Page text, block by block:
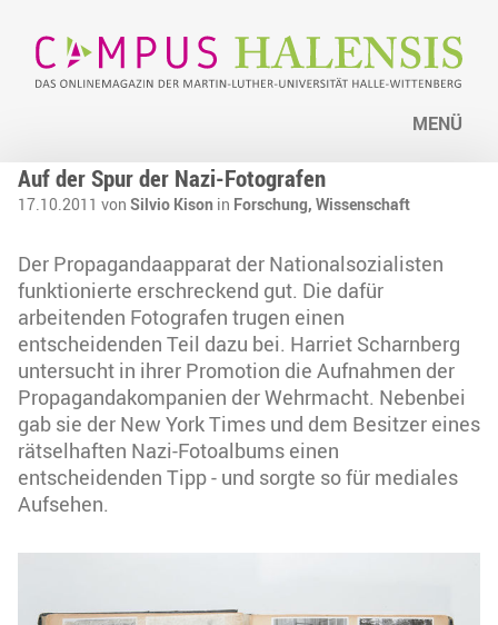
MENÜ
Auf der Spur der Nazi-Fotografen
17.10.2011 von Silvio Kison in Forschung, Wissenschaft
Der Propagandaapparat der Nationalsozialisten
funktionierte erschreckend gut. Die dafür
arbeitenden Fotografen trugen einen
entscheidenden Teil dazu bei. Harriet Scharnberg
untersucht in ihrer Promotion die Aufnahmen der
Propagandakompanien der Wehrmacht. Nebenbei
gab sie der New York Times und dem Besitzer eines
rätselhaften Nazi-Fotoalbums einen
entscheidenden Tipp - und sorgte so für mediales
Aufsehen.